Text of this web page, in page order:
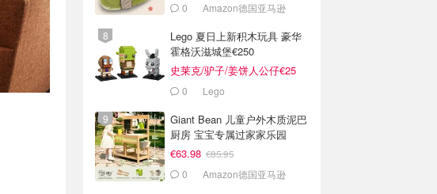
0 Amazon德国亚马逊
Lego 夏日上新积木玩具 豪华
霍格沃滋城堡€250
史莱克/驴子/姜饼人公仔€25
0 Lego
Giant Bean 儿童户外木质泥巴
厨房 宝宝专属过家家乐园
€63.98 €85.95
0 Amazon德国亚马逊